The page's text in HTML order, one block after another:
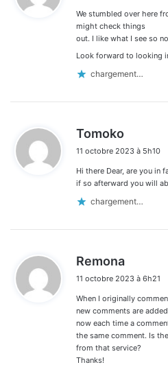
:
We stumbled over here
might check things
out. I like what I see so
Look forward to looking
chargement…
Tomoko
t
:
11 octobre 2023 à 5h10
Hi there Dear, are you in
if so afterward you will
chargement…
Remona
t
:
11 octobre 2023 à 6h21
When I originally
new comments are
now each time a
the same comment. Is
from that service?
Thanks!